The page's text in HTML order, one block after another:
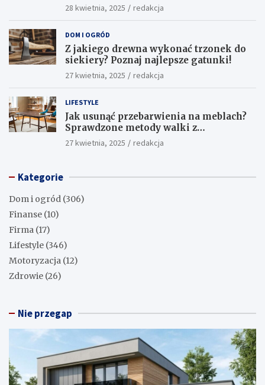
skuteczne środki
28 kwietnia, 2025 redakcja
DOM I OGRÓD
Z jakiego drewna wykonać trzonek do
siekiery? Poznaj najlepsze gatunki!
27 kwietnia, 2025 redakcja
LIFESTYLE
Jak usunąć przebarwienia na meblach?
Sprawdzone metody walki z
uciążliwymi plamami!
27 kwietnia, 2025 redakcja
Kategorie
Dom i ogród (306)
Finanse (10)
Firma (17)
Lifestyle (346)
Motoryzacja (12)
Zdrowie (26)
Nie przegap